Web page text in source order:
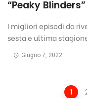
“Peaky Blinders”
I migliori episodi da
sesta e ultima
Giugno 7, 2022
1